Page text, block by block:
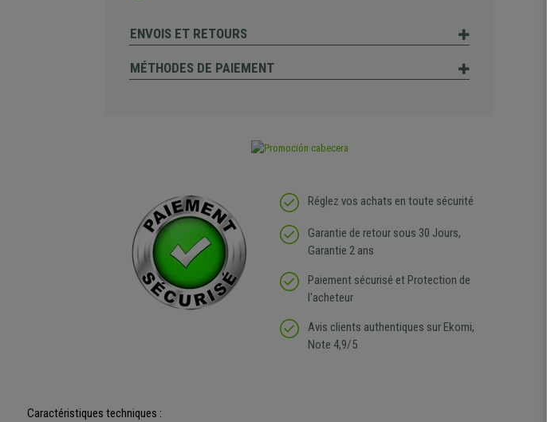
ENVOIS ET RETOURS
MÉTHODES DE PAIEMENT
Réglez vos achats en toute sécurité
Garantie de retour sous 30 Jours,
Garantie 2 ans
Paiement sécurisé et Protection de
l'acheteur
Avis clients authentiques sur Ekomi,
Note 4,9/5
Caractéristiques techniques :